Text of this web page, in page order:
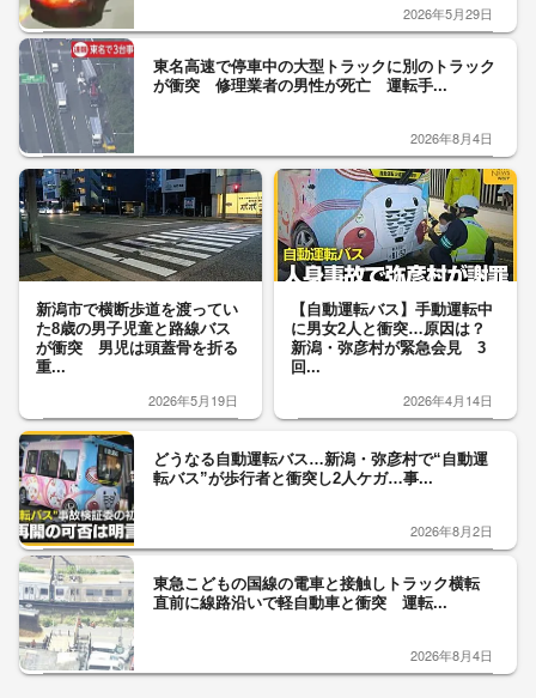
2026年5月29日
東名高速で停車中の大型トラックに別のトラック
が衝突 修理業者の男性が死亡 運転手...
2026年8月4日
新潟市で横断歩道を渡ってい
た8歳の男子児童と路線バス
が衝突 男児は頭蓋骨を折る
重...
2026年5月19日
【自動運転バス】手動運転中
に男女2人と衝突…原因は？
新潟・弥彦村が緊急会見 3
回...
2026年4月14日
どうなる自動運転バス…新潟・弥彦村で“自動運
転バス”が歩行者と衝突し2人ケガ…事...
2026年8月2日
東急こどもの国線の電車と接触しトラック横転
直前に線路沿いで軽自動車と衝突 運転...
2026年8月4日